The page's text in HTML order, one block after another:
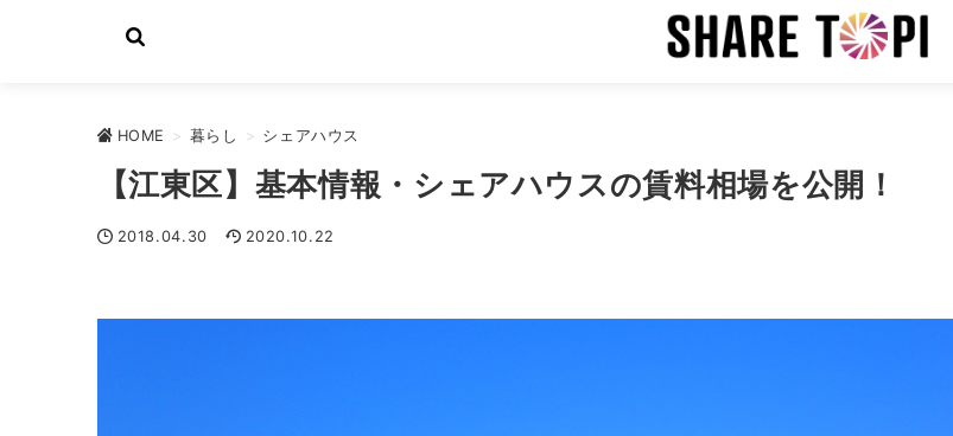
HOME > 暮らし > シェアハウス
【江東区】基本情報・シェアハウスの賃料相場を公開！
2018.04.30 2020.10.22